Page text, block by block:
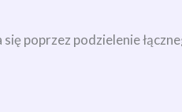
się poprzez podzielenie